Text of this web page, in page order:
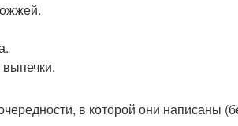
в которой они написаны